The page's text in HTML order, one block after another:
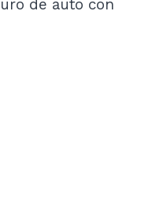
de auto con